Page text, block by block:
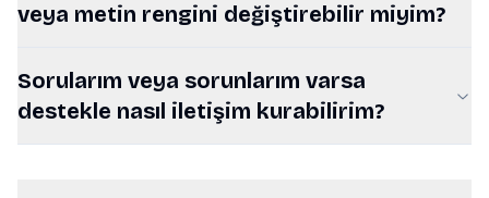
veya metin rengini değiştirebilir miyim?
Sorularım veya sorunlarım varsa
destekle nasıl iletişim kurabilirim?